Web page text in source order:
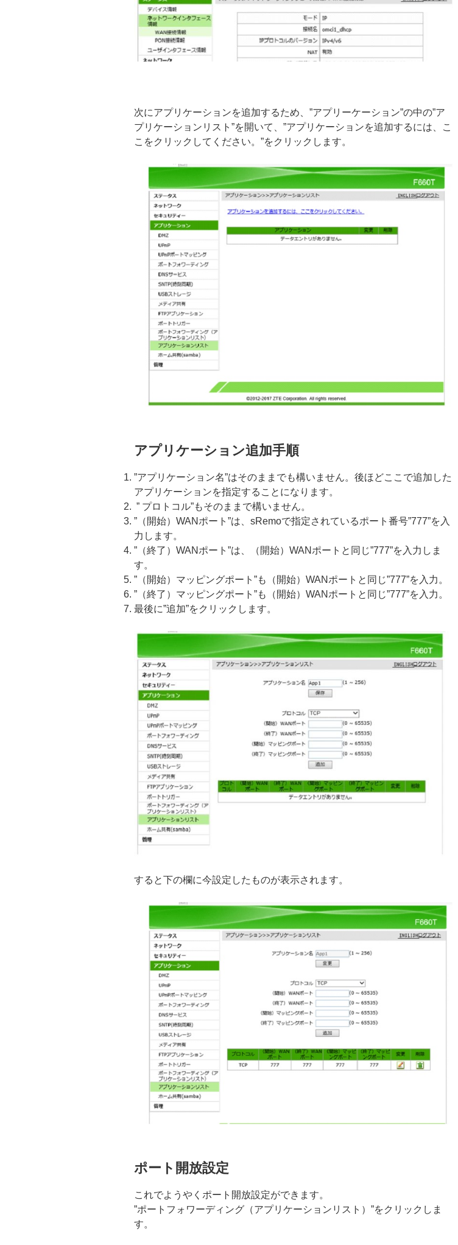
次にアプリケーションを追加するため、”アプリーケーション”の中の”ア
プリケーションリスト”を開いて、”アプリケーションを追加するには、こ
こをクリックしてください。”をクリックします。
アプリケーション追加手順
”アプリケーション名”はそのままでも構いません。後ほどここで追加した
アプリケーションを指定することになります。
” プロトコル”もそのままで構いません。
”（開始）WANポート”は、sRemoで指定されているポート番号”777”を入
力します。
”（終了）WANポート”は、（開始）WANポートと同じ”777”を入力しま
す。
”（開始）マッピングポート”も（開始）WANポートと同じ”777”を入力。
”（終了）マッピングポート”も（開始）WANポートと同じ”777”を入力。
最後に”追加”をクリックします。
すると下の欄に今設定したものが表示されます。
ポート開放設定
これでようやくポート開放設定ができます。
”ポートフォワーディング（アプリケーションリスト）”をクリックしま
す。